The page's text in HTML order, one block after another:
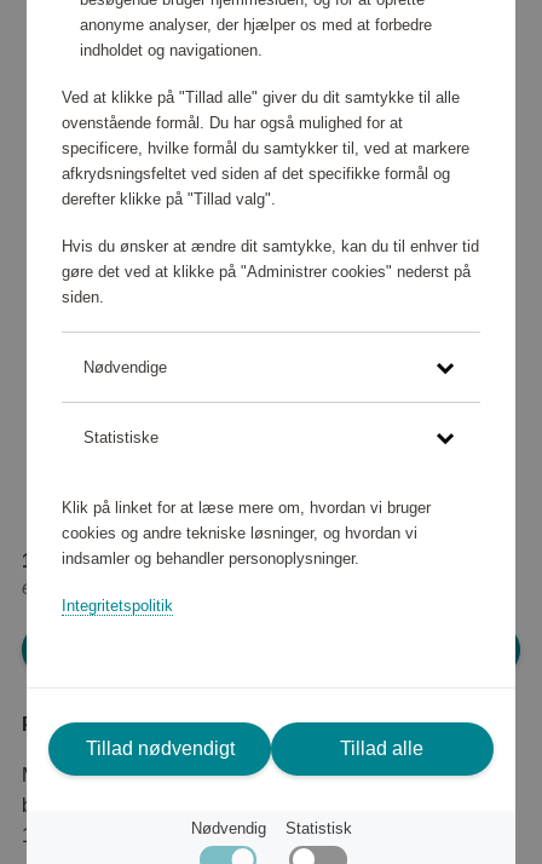
12 430 point
eller
Produktbeskrivelse
Malibu, Los Angeles, Kalifornien, USA. Do you feel the
breeze on your skin? The waves are calling your name.
1000 pcs.
anonyme analyser, der hjælper os med at forbedre
indholdet og navigationen.
Ved at klikke på "Tillad alle" giver du dit samtykke til alle
ovenstående formål. Du har også mulighed for at
specificere, hvilke formål du samtykker til, ved at markere
afkrydsningsfeltet ved siden af det specifikke formål og
derefter klikke på "Tillad valg".
Hvis du ønsker at ændre dit samtykke, kan du til enhver tid
gøre det ved at klikke på "Administrer cookies" nederst på
siden.
Nødvendige
Statistiske
Klik på linket for at læse mere om, hvordan vi bruger
cookies og andre tekniske løsninger, og hvordan vi
indsamler og behandler personoplysninger.
Integritetspolitik
Tillad nødvendigt Tillad alle
Nødvendig Statistisk